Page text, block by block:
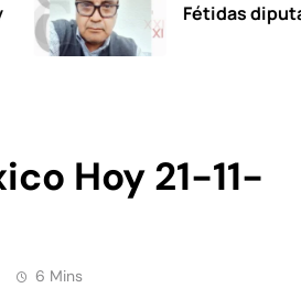
Fétidas diputadas morenistas
Hoy 21-11-
6 Mins